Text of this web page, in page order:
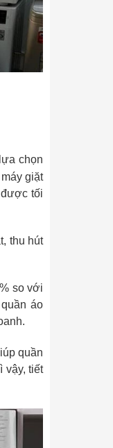
chọn
giặt
tối
thu hút
so với
áo
quần
vậy, tiết